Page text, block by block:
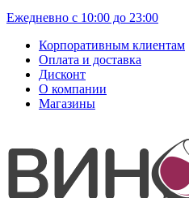
Ежедневно с 10:00 до 23:00
Корпоративным клиентам
Оплата и доставка
Дисконт
О компании
Магазины